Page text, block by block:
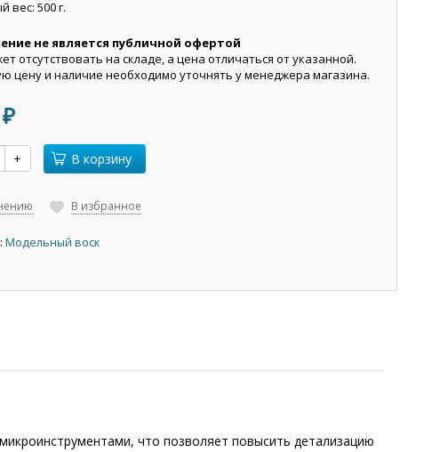
вес: 500 г.
не является публичной офертой
отсутствовать на складе, а цена отличаться от указанной.
цену и наличие необходимо уточнять у менеджера магазина.
₽
+ В корзину
В избранное
Модельный воск
что позволяет повысить детализацию